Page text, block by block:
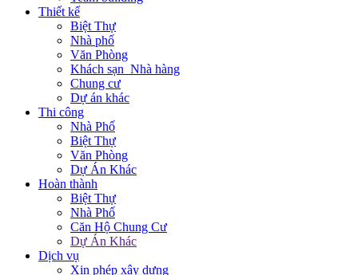
Thiết kế
Biệt Thự
Nhà phố
Văn Phòng
Khách sạn_Nhà hàng
Chung cư
Dự án khác
Thi công
Nhà Phố
Biệt Thự
Văn Phòng
Dự Án Khác
Hoàn thành
Biệt Thự
Nhà Phố
Căn Hộ Chung Cư
Dự Án Khác
Dịch vụ
Xin phép xây dựng